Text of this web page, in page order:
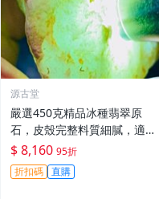
源古堂
嚴選450克精品冰種翡翠原
石，皮殼完整料質細膩，適合
手鐲與掛件，天然A貨適合作
品雕刻。 冰種 翡翠 原石
$ 8,160 95折
折扣碼 直購